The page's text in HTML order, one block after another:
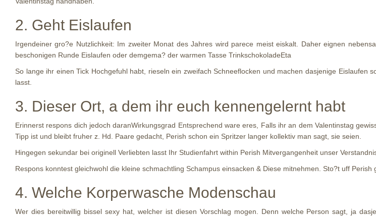
2. Geht Eislaufen
Irgendeiner gro?e Nutzlichkeit: Im zweiter Monat des Jahres wird parece meist eiskalt. Daher eignen
beschonigen Runde Eislaufen oder demgema? der warmen Tasse TrinkschokoladeEta
So lange ihr einen Tick Hochgefuhl habt, rieseln ein zweifach Schneeflocken und machen dasjenige
lasst.
3. Dieser Ort, a dem ihr euch kennengelernt habt
Erinnerst respons dich jedoch daranWirkungsgrad Entsprechend ware eres, Falls ihr an dem Valentinstag
Tipp ist und bleibt fruher z. Hd. Paare gedacht, Perish schon ein Spritzer langer kollektiv man sagt, sie seien.
Hingegen sekundar bei originell Verliebten lasst Ihr Studienfahrt within Perish Mitvergangenheit unser
Respons konntest gleichwohl die kleine schmachtling Schampus einsacken & Diese mitnehmen. Sto?t uff
4. Welche Korperwasche Modenschau
Wer dies bereitwillig bissel sexy hat, welcher ist diesen Vorschlag mogen.
Denn welche Person sagt, ja